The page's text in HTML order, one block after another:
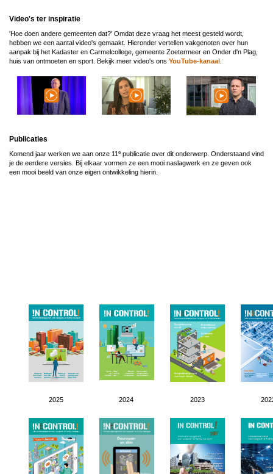
Video's ter inspiratie
'Hoe doen andere gemeenten dat?' Omdat deze vraag het meest gesteld wordt,
hebben we een aantal video's gemaakt. Hieronder vertellen vakgenoten over hun
aanpak bij het Kadaster en Carmelcollege, gemeente Zoetermeer en Onder d'n Plag,
huis van ontmoeten en sport. Bekijk meer video's ons YouTube-kanaal
Publicaties
Komend jaar werken we aan onze 11 e publicatie over dit onderwerp. Onderstaand vind
je de eerdere versies. Bij elkaar vormen ze een mooi naslagwerk en ze geven ook
een mooi beeld van onze eigen ontwikkeling hierin.
2025 2024 2023